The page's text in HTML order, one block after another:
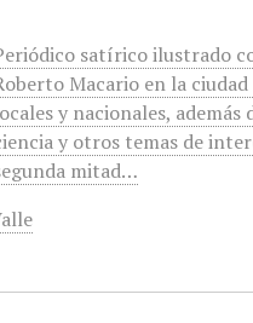
satírico ilustrado
Macario en la
y nacionales,
y otros temas de
mitad…